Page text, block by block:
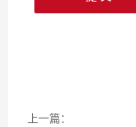
上一篇：